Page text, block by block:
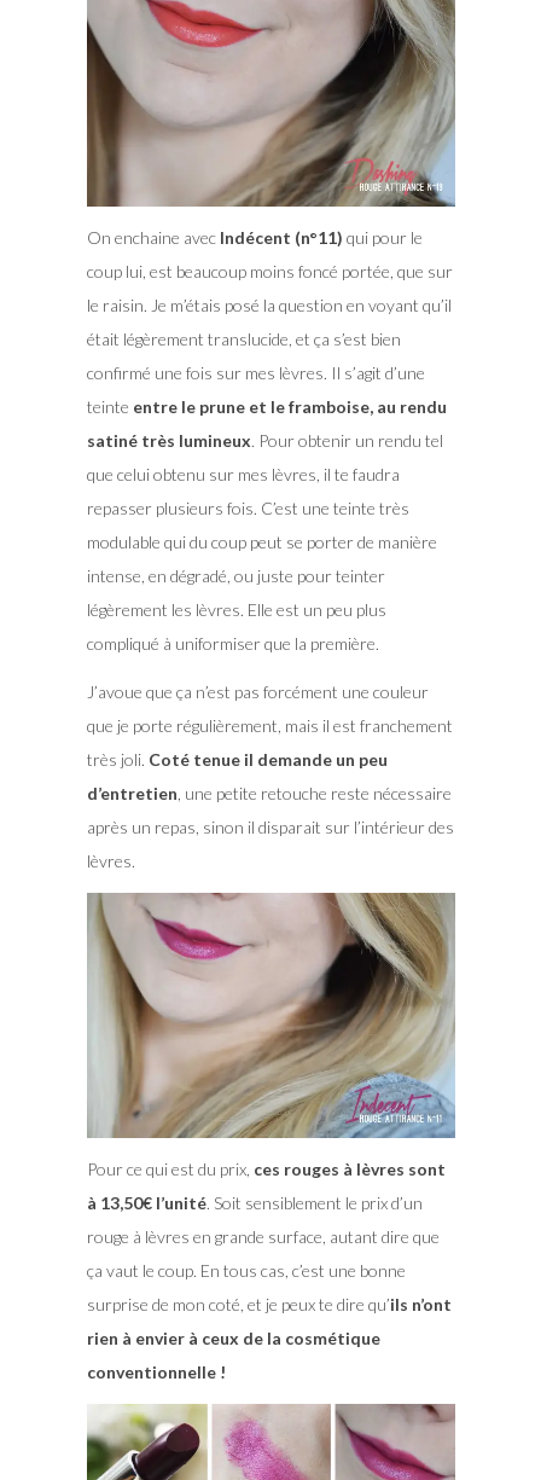
On enchaine avecIndécent (n°11) qui pour le
coup lui, est beaucoup moins foncé portée, que sur
le raisin. Je m’étais posé la question en voyant qu’il
était légèrement translucide, et ça s’est bien
confirmé une fois sur mes lèvres. Il s’agit d’une
teinte entre le prune et le framboise, au rendu
satiné très lumineux. Pour obtenir un rendu tel
que celui obtenu sur mes lèvres, il te faudra
repasser plusieurs fois. C’est une teinte très
modulable qui du coup peut se porter de manière
intense, en dégradé, ou juste pour teinter
légèrement les lèvres. Elle est un peu plus
compliqué à uniformiser que la première.
J’avoue que ça n’est pas forcément une couleur
que je porte régulièrement, mais il est franchement
très joli. Coté tenue il demande un peu
d’entretien , une petite retouche reste nécessaire
après un repas, sinon il disparait sur l’intérieur des
lèvres.
Pour ce qui est du prix, ces rouges à lèvres sont
à 13,50€ l’unité. Soit sensiblement le prix d’un
rouge à lèvres en grande surface, autant dire que
ça vaut le coup. En tous cas, c’est une bonne
surprise de mon coté, et je peux te dire qu’ils n’ont
rien à envier à ceux de la cosmétique
conventionnelle !